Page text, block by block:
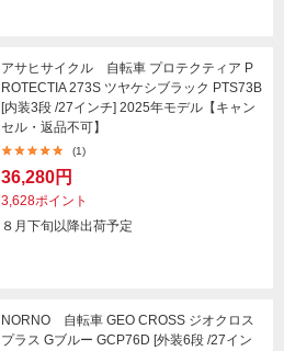
アサヒサイクル 自転車 プロテクティア P
ROTECTIA 273S ツヤケシブラック PTS73B
[内装3段 /27インチ] 2025年モデル【キャン
セル・返品不可】
(1)
36,280円
3,628ポイント
８月下旬以降出荷予定
NORNO 自転車 GEO CROSS ジオクロス
プラス Gブルー GCP76D [外装6段 /27イン